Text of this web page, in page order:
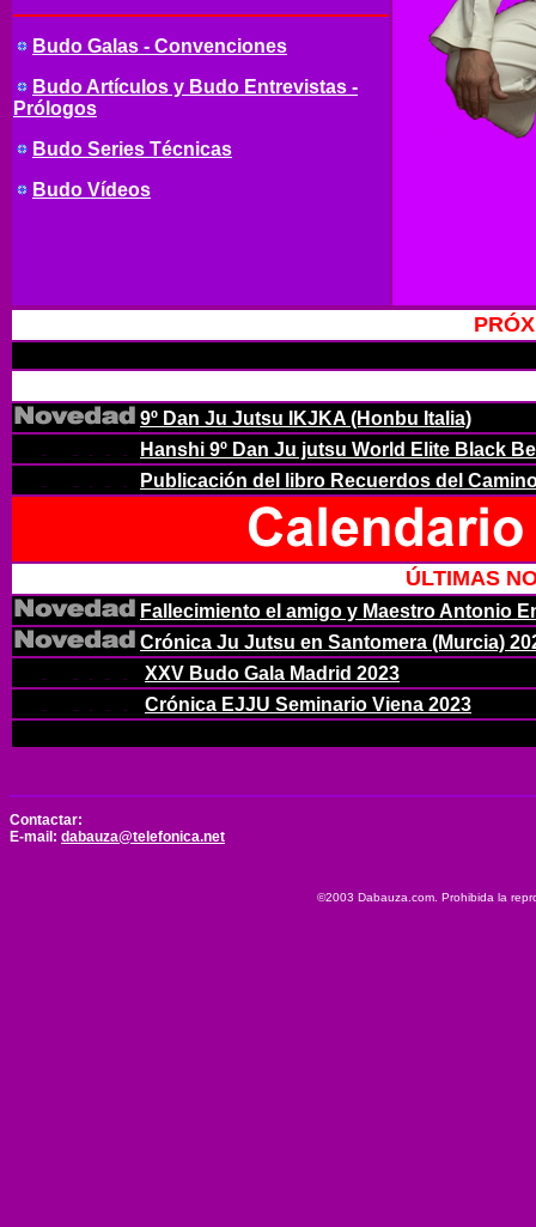
Budo Galas - Convenciones
Budo Artículos y Budo Entrevistas -
Prólogos
Budo Series Técnicas
Budo Vídeos
9º Dan Ju Jutsu IKJKA (Honbu Italia)
Hanshi 9º Dan Ju jutsu World Elite Black
Publicación del libro Recuerdos del
ÚLTIMAS
Fallecimiento el amigo y Maestro Antonio
Crónica Ju Jutsu en Santomera (Murcia)
XXV Budo Gala Madrid 2023
Crónica EJJU Seminario Viena 2023
Contactar:
E-mail: dabauza@telefonica.net
©2003 Dabauza.com. Prohibida la